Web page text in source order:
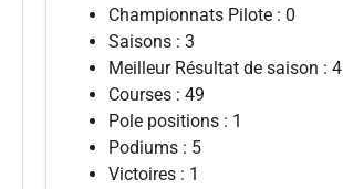
Championnats Pilote : 0
Saisons : 3
Meilleur Résultat de saison : 4
Courses : 49
Pole positions : 1
Podiums : 5
Victoires : 1